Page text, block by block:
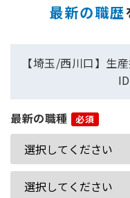
最新の職歴
【埼玉/西川口】生
最新の職種